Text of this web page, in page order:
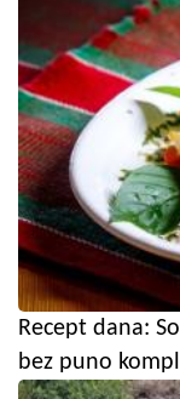
Recept dana:
bez puno